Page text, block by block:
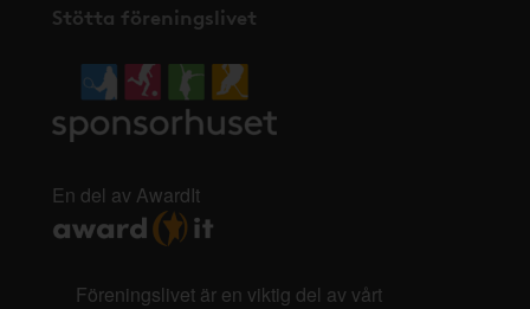
Stötta föreningslivet
En del av AwardIt
Föreningslivet är en viktig del av vårt